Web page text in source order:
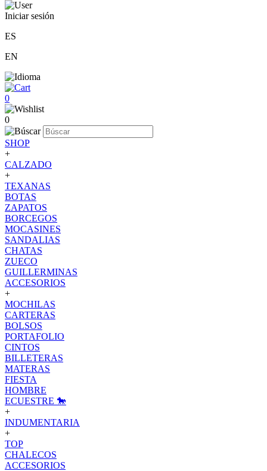
Iniciar sesión
ES
EN
0
0
SHOP
+
CALZADO
+
TEXANAS
BOTAS
ZAPATOS
BORCEGOS
MOCASINES
SANDALIAS
CHATAS
ZUECO
GUILLERMINAS
ACCESORIOS
+
MOCHILAS
CARTERAS
BOLSOS
PORTAFOLIO
CINTOS
BILLETERAS
MATERAS
FIESTA
HOMBRE
ECUESTRE 🐎
+
INDUMENTARIA
+
TOP
CHALECOS
ACCESORIOS